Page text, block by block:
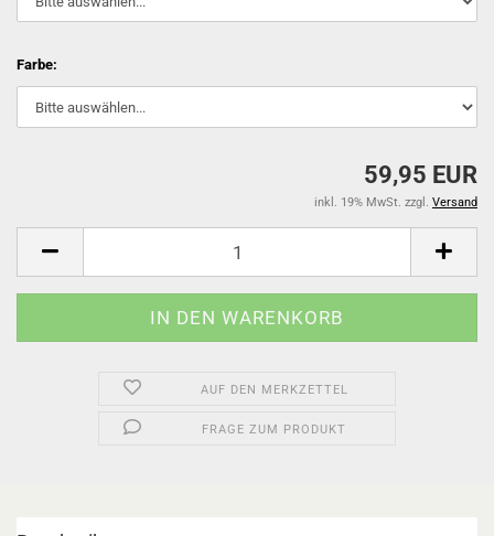
Farbe:
59,95 EUR
inkl. 19% MwSt. zzgl. Versand
AUF DEN MERKZETTEL
FRAGE ZUM PRODUKT